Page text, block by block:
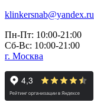
klinkersnab@yandex.ru
Пн-Пт: 10:00-21:00
Сб-Вс: 10:00-21:00
г. Москва